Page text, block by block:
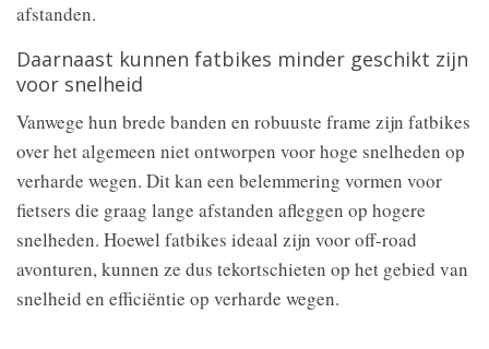
afstanden.
Daarnaast kunnen fatbikes minder geschikt zijn
voor snelheid
Vanwege hun brede banden en robuuste frame zijn fatbikes
over het algemeen niet ontworpen voor hoge snelheden op
verharde wegen. Dit kan een belemmering vormen voor
fietsers die graag lange afstanden afleggen op hogere
snelheden. Hoewel fatbikes ideaal zijn voor off-road
avonturen, kunnen ze dus tekortschieten op het gebied van
snelheid en efficiëntie op verharde wegen.